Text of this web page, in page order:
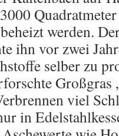
werden.
ihn vor zwei
selber zu
Großgras
viel
in